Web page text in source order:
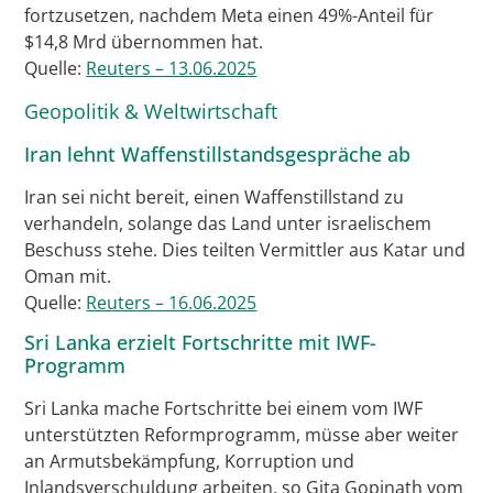
fortzusetzen, nachdem Meta einen 49%-Anteil für
$14,8 Mrd übernommen hat.
Quelle: Reuters – 13.06.2025
Geopolitik & Weltwirtschaft
Iran lehnt Waffenstillstandsgespräche ab
Iran sei nicht bereit, einen Waffenstillstand zu
verhandeln, solange das Land unter israelischem
Beschuss stehe. Dies teilten Vermittler aus Katar und
Oman mit.
Quelle: Reuters – 16.06.2025
Sri Lanka erzielt Fortschritte mit IWF-
Programm
Sri Lanka mache Fortschritte bei einem vom IWF
unterstützten Reformprogramm, müsse aber weiter
an Armutsbekämpfung, Korruption und
Inlandsverschuldung arbeiten, so Gita Gopinath vom